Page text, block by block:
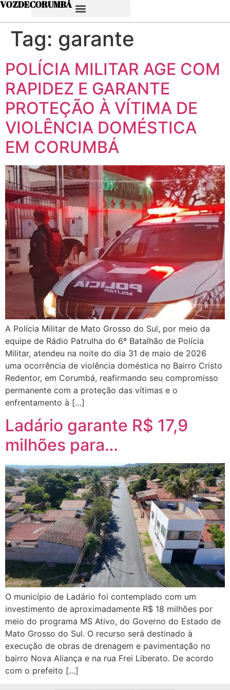
VOZDECORUMBÁ
Tag: garante
POLÍCIA MILITAR AGE COM
RAPIDEZ E GARANTE
PROTEÇÃO À VÍTIMA DE
VIOLÊNCIA DOMÉSTICA
EM CORUMBÁ
A Polícia Militar de Mato Grosso do Sul, por meio da
equipe de Rádio Patrulha do 6º Batalhão de Polícia
Militar, atendeu na noite do dia 31 de maio de 2026
uma ocorrência de violência doméstica no Bairro Cristo
Redentor, em Corumbá, reafirmando seu compromisso
permanente com a proteção das vítimas e o
enfrentamento à […]
Ladário garante R$ 17,9
milhões para…
O município de Ladário foi contemplado com um
investimento de aproximadamente R$ 18 milhões por
meio do programa MS Ativo, do Governo do Estado de
Mato Grosso do Sul. O recurso será destinado à
execução de obras de drenagem e pavimentação no
bairro Nova Aliança e na rua Frei Liberato. De acordo
com o prefeito […]